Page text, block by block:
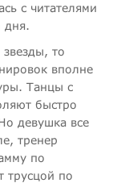
с читателями
дня.
то
вполне
Танцы с
быстро
девушка все
тренер
по
трусцой по